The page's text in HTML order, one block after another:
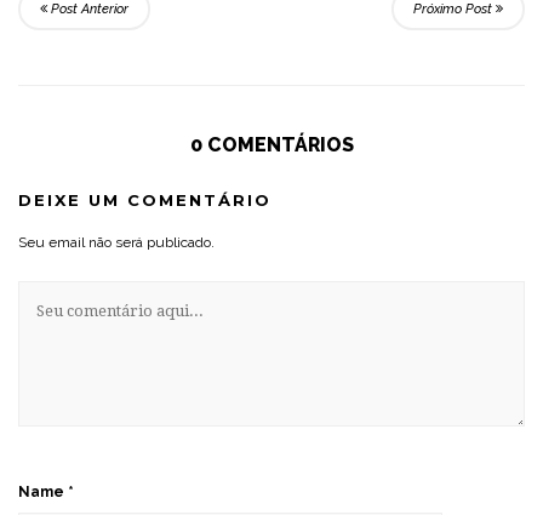
Post Anterior Próximo Post
0 COMENTÁRIOS
DEIXE UM COMENTÁRIO
Seu email não será publicado.
Name *